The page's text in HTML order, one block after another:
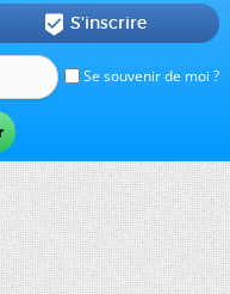
Se souvenir de moi ?
 S'inscrire